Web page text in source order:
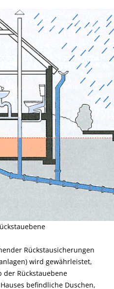
Rückstausicherungen
wird gewährleistet,
Rückstauebene
befindliche Duschen,